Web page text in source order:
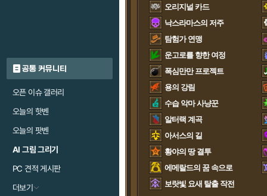
공통 커뮤니티
오픈 이슈 갤러리
오늘의 핫벤
오늘의 팟벤
AI 그림 그리기
PC 견적 게시판
더보기
오리지널 카드
낙스라마스의 저주
탐험가 연맹
운고로를 향한 여정
폭심만만 프로젝트
용의 강림
수습 악마 사냥꾼
알터랙 계곡
아서스의 길
황야의 땅 결투
에메랄드의 꿈 속으로
보랏빛 요새 탈출 작전